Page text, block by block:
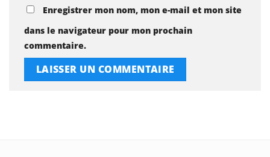
Enregistrer mon nom, mon e-mail et mon site
dans le navigateur pour mon prochain
commentaire.